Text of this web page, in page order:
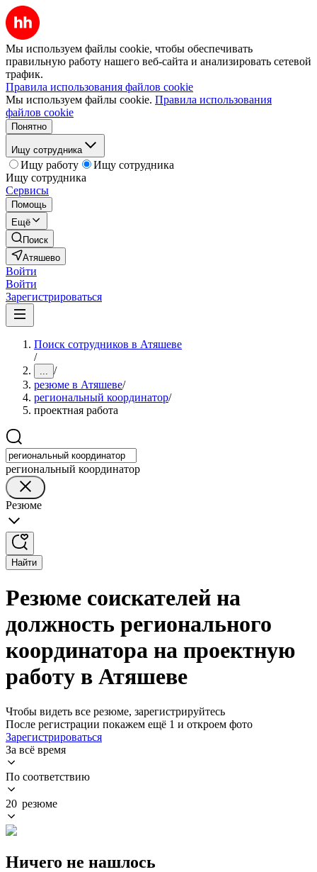
Мы используем файлы cookie, чтобы обеспечивать
правильную работу нашего веб-сайта и анализировать сетевой
трафик.
Правила использования файлов cookie
Мы используем файлы cookie. Правила использования
файлов cookie
Понятно
Ищу сотрудника
Ищу работу
Ищу сотрудника
Ищу сотрудника
Сервисы
Помощь
Ещё
Поиск
Атяшево
Войти
Войти
Зарегистрироваться
Поиск сотрудников в Атяшеве
/
... /
резюме в Атяшеве/
региональный координатор/
проектная работа
региональный координатор
Резюме
Найти
Резюме соискателей на
должность регионального
координатора на проектную
работу в Атяшеве
Чтобы видеть все резюме, зарегистрируйтесь
После регистрации покажем ещё 1 и откроем фото
Зарегистрироваться
За всё время
По соответствию
20 резюме
Ничего не нашлось